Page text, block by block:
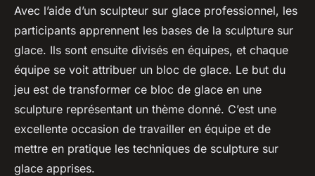
Avec l’aide d’un sculpteur sur glace professionnel, les
participants apprennent les bases de la sculpture sur
glace. Ils sont ensuite divisés en équipes, et chaque
équipe se voit attribuer un bloc de glace. Le but du
jeu est de transformer ce bloc de glace en une
sculpture représentant un thème donné. C’est une
excellente occasion de travailler en équipe et de
mettre en pratique les techniques de sculpture sur
glace apprises.